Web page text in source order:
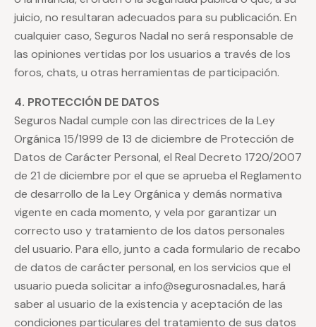
juicio, no resultaran adecuados para su publicación. En
cualquier caso, Seguros Nadal no será responsable de
las opiniones vertidas por los usuarios a través de los
foros, chats, u otras herramientas de participación.
4. PROTECCIÓN DE DATOS
Seguros Nadal cumple con las directrices de la Ley
Orgánica 15/1999 de 13 de diciembre de Protección de
Datos de Carácter Personal, el Real Decreto 1720/2007
de 21 de diciembre por el que se aprueba el Reglamento
de desarrollo de la Ley Orgánica y demás normativa
vigente en cada momento, y vela por garantizar un
correcto uso y tratamiento de los datos personales
del usuario. Para ello, junto a cada formulario de recabo
de datos de carácter personal, en los servicios que el
usuario pueda solicitar a info@segurosnadal.es, hará
saber al usuario de la existencia y aceptación de las
condiciones particulares del tratamiento de sus datos